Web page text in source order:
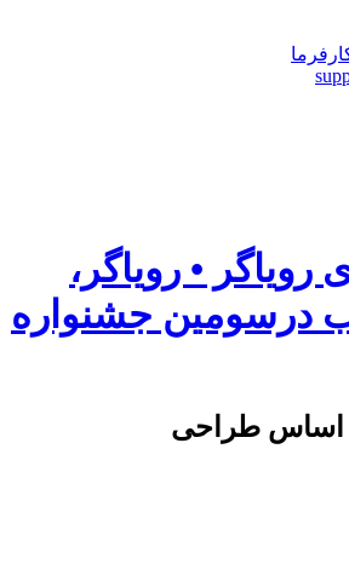
• رویاگر،
درسومین جشنواره
اساس طراحی